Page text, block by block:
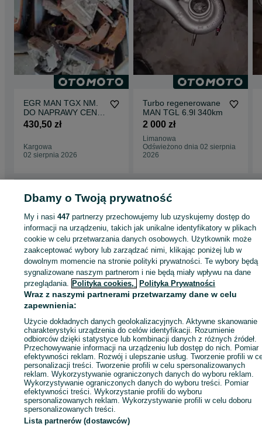
EGR MAN TGX NM.
DO NAPRAWY CENA
ZA 1SZT
430,50 zł
Kargowa
02 sierpnia 2026
Turbo regenerowane
MAN TGL 6.9l 340km
2 000 zł
Limanowa
Odświeżono dnia 02 sierpnia
2026
Strona główna Motoryzacja Części samochodowe
Dostawcze i Ciężarowe - Podkarpackie
KATEGORIA
980429825 Wyświetlenia:
Zadzwoń / SMS Wyślij wiadomość
Dbamy o Twoją prywatność
My i nasi447 partnerzy przechowujemy lub uzyskujemy dostęp do
informacji na urządzeniu, takich jak unikalne identyfikatory w plikach
cookie w celu przetwarzania danych osobowych. Użytkownik może
zaakceptować wybory lub zarządzać nimi, klikając poniżej lub w
dowolnym momencie na stronie polityki prywatności. Te wybory będą
sygnalizowane naszym partnerom i nie będą miały wpływu na dane
przeglądania. Polityka cookies, Polityka Prywatności
Wraz z naszymi partnerami przetwarzamy dane w celu
zapewnienia:
Użycie dokładnych danych geolokalizacyjnych. Aktywne skanowanie
charakterystyki urządzenia do celów identyfikacji. Rozumienie
odbiorców dzięki statystyce lub kombinacji danych z różnych źródeł.
Przechowywanie informacji na urządzeniu lub dostęp do nich. Pomiar
efektywności reklam. Rozwój i ulepszanie usług. Tworzenie profili w
personalizacji treści. Tworzenie profili w celu spersonalizowanych
reklam. Wykorzystywanie ograniczonych danych do wyboru reklam.
Wykorzystywanie ograniczonych danych do wyboru treści. Pomiar
efektywności treści. Wykorzystanie profili do wyboru
spersonalizowanych reklam. Wykorzystywanie profili w celu doboru
spersonalizowanych treści.
Lista partnerów (dostawców)